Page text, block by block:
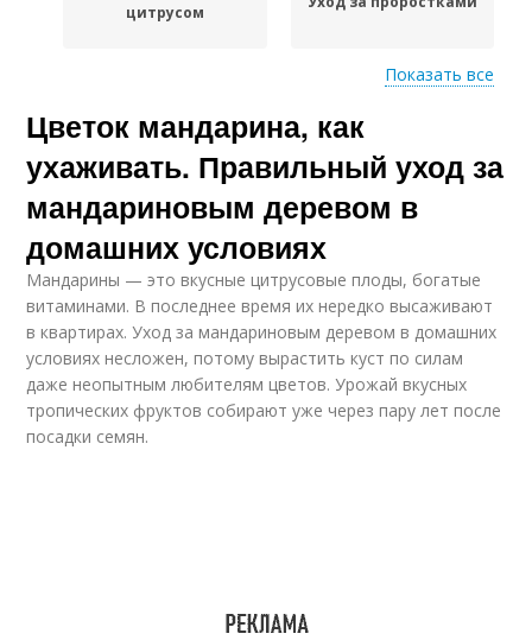
цитрусом
Уход в домашних
условиях
Показать все
Цветок мандарина, как
ухаживать. Правильный уход за
мандариновым деревом в
домашних условиях
Мандарины — это вкусные цитрусовые плоды, богатые
витаминами. В последнее время их нередко высаживают
в квартирах. Уход за мандариновым деревом в домашних
условиях несложен, потому вырастить куст по силам
даже неопытным любителям цветов. Урожай вкусных
тропических фруктов собирают уже через пару лет после
посадки семян.